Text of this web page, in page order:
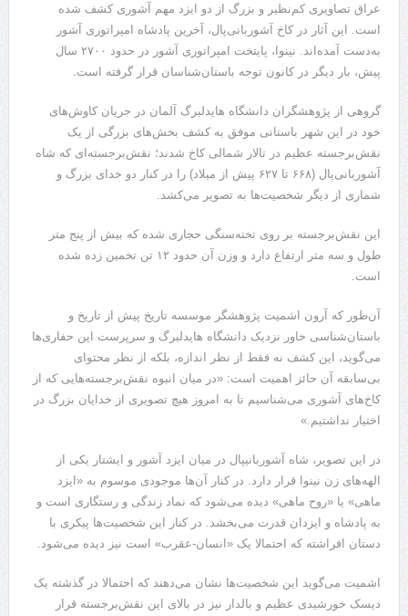
عراق تصاویری کم‌نظیر و بزرگ از دو ایزد مهم آشوری کشف شده
است. این آثار در کاخ آشوربانی‌پال، آخرین پادشاه امپراتوری آشور
به‌دست آمده‌اند. نینوا، پایتخت امپراتوری آشور در حدود ۲۷۰۰ سال
پیش، بار دیگر در کانون توجه باستان‌شناسان قرار گرفته است.
گروهی از پژوهشگران دانشگاه هایدلبرگ آلمان در جریان کاوش‌های
خود در این شهر باستانی موفق به کشف بخش‌های بزرگی از یک
نقش‌برجسته عظیم در تالار شمالی کاخ شدند؛ نقش‌برجسته‌ای که شاه
آشوربانی‌پال (۶۶۸ تا ۶۲۷ پیش از میلاد) را در کنار دو خدای بزرگ و
شماری از دیگر شخصیت‌ها به تصویر می‌کشد.
این نقش‌برجسته بر روی تخته‌سنگی حجاری شده که بیش از پنج متر
طول و سه متر ارتفاع دارد و وزن آن حدود ۱۲ تن تخمین زده شده
است.
آن‌طور که آرون اشمیت پژوهشگر موسسه تاریخ پیش از تاریخ و
باستان‌شناسی خاور نزدیک دانشگاه هایدلبرگ و سرپرست این حفاری‌ها
می‌گوید، این کشف نه فقط از نظر اندازه، بلکه از نظر محتوای
بی‌سابقه آن حائز اهمیت است: «در میان انبوه نقش‌برجسته‌هایی که از
کاخ‌های آشوری می‌شناسیم تا به امروز هیچ تصویری از خدایان بزرگ در
اختیار نداشتیم.»
در این تصویر، شاه آشوربانیپال در میان ایزد آشور و ایشتار یکی از
الهه‌های زن نینوا قرار دارد. در کنار آن‌ها موجودی موسوم به «ایزد
ماهی» یا «روح ماهی» دیده می‌شود که نماد زندگی و رستگاری است و
به پادشاه و ایزدان قدرت می‌بخشد. در کنار این شخصیت‌ها پیکری با
دستان افراشته که احتمالا یک «انسان-عقرب» است نیز دیده می‌شود.
اشمیت می‌گوید این شخصیت‌ها نشان می‌دهند که احتمالا در گذشته یک
دیسک خورشیدی عظیم و بالدار نیز در بالای این نقش‌برجسته قرار